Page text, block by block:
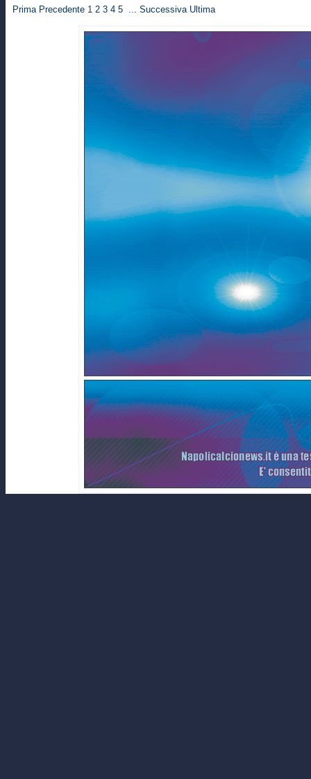
Prima Precedente 1 2 3 4 5 ... Successiva Ultima